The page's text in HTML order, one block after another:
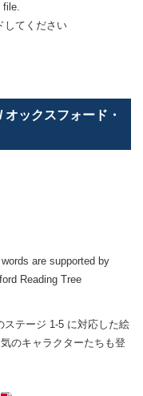
file.
してください
ックスフォード・
are supported by
Reading Tree
ステージ 1-5 に対応した絵
のキャラクターたちも登